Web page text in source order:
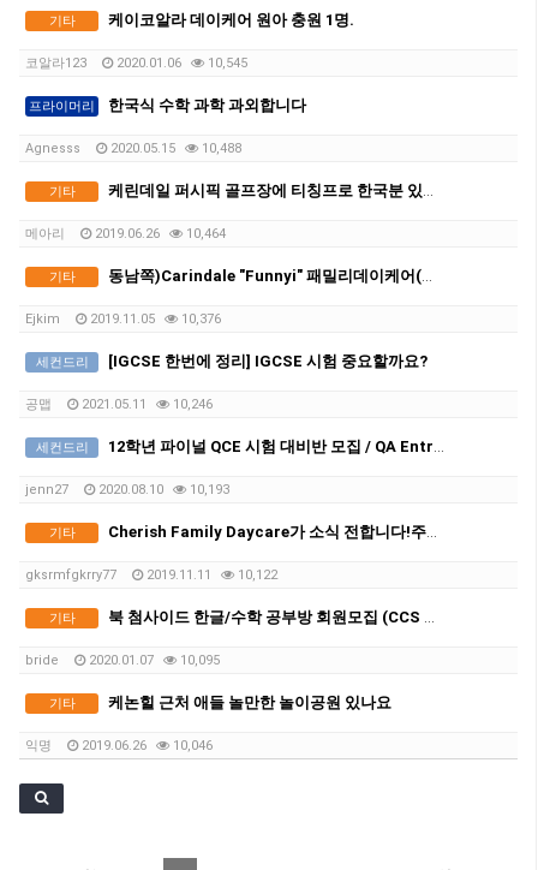
기타 케이코알라 데이케어 원아 충원 1명.
코알라123 2020.01.06 10,545
프라이머리 한국식 수학 과학 과외합니다
Agnesss 2020.05.15 10,488
기타 케린데일 퍼시픽 골프장에 티칭프로 한국분 있는지
메아리 2019.06.26 10,464
기타 동남쪽)Carindale "Funnyi" 패밀리데이케어(직장맘집중)
Ejkim 2019.11.05 10,376
세컨드리 [IGCSE 한번에 정리] IGCSE 시험 중요할까요?
공맵 2021.05.11 10,246
세컨드리 12학년 파이널 QCE 시험 대비반 모집 / QA Entrance Exam 대비 과외
jenn27 2020.08.10 10,193
기타 Cherish Family Daycare가 소식 전합니다!주소이전
gksrmfgkrry77 2019.11.11 10,122
기타 북 첨사이드 한글/수학 공부방 회원모집 (CCS 적용)
bride 2020.01.07 10,095
기타 케논힐 근처 애들 놀만한 놀이공원 있나요
익명 2019.06.26 10,046